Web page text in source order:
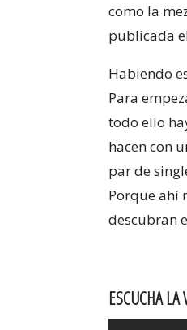
como la
publicada
Habiendo
Para
todo ello
hacen con
par de
Porque ahí
descubran
ESCUCHA